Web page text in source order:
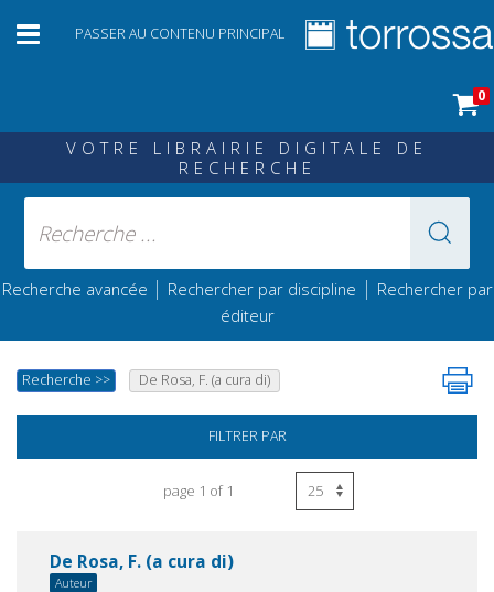
PASSER AU CONTENU PRINCIPAL
0
VOTRE LIBRAIRIE DIGITALE DE
RECHERCHE
Recherche avancée | Rechercher par discipline | Rechercher par
éditeur
Recherche >> De Rosa, F. (a cura di)
FILTRER PAR
page 1 of 1
De Rosa, F. (a cura di)
Auteur